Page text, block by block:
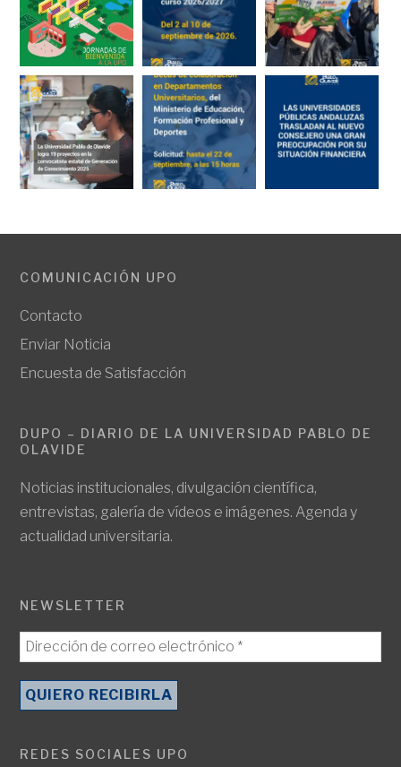
COMUNICACIÓN UPO
Contacto
Enviar Noticia
Encuesta de Satisfacción
DUPO – DIARIO DE LA UNIVERSIDAD PABLO DE
OLAVIDE
Noticias institucionales, divulgación científica,
entrevistas, galería de vídeos e imágenes. Agenda y
actualidad universitaria.
NEWSLETTER
REDES SOCIALES UPO